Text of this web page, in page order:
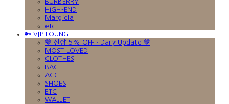
HIGH-END
Margiela
etc.
🔑 VIP LOUNGE
🤎 신상 5% OFF · Daily Update 🤎
MOST LOVED
CLOTHES
BAG
ACC
SHOES
ETC
WALLET